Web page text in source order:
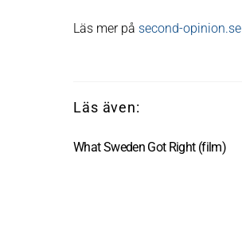
Läs mer på second-opinion.se
What Sweden Got Right (film)